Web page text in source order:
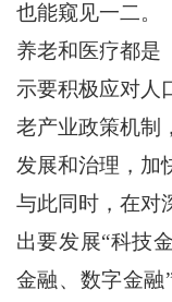
也能窥见一二。
养老和医疗都是
示要积极应对人
老产业政策机制
发展和治理，加
与此同时，在对
出要发展“科技
金融、数字金融